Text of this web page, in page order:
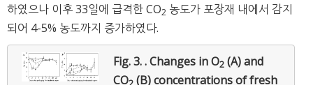
하였으나 이후 33일에 급격한 CO2 농도가 포장재 내에서 감지
되어 4-5% 농도까지 증가하였다.
Fig. 3. .Changes in O2 (A) and
CO (B) concentrations of fresh